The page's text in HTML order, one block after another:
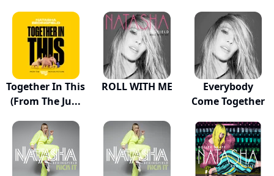
Together In This
(From The Ju...
ROLL WITH ME
Everybody
Come Together